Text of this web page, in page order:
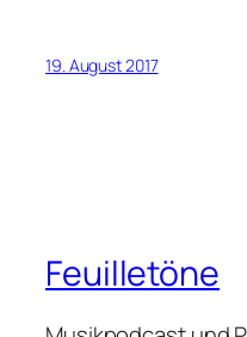
19. August 2017
Feuilletöne